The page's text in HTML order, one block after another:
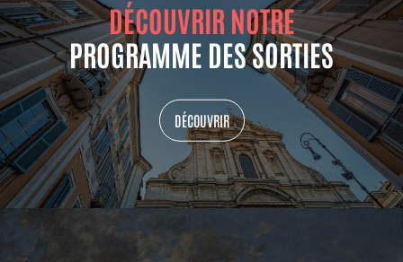
DÉCOUVRIR NOTRE
PROGRAMME DES SORTIES
DÉCOUVRIR